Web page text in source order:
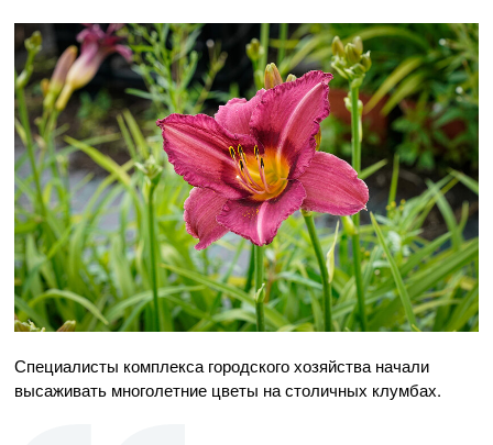
Специалисты комплекса городского хозяйства начали
высаживать многолетние цветы на столичных клумбах.